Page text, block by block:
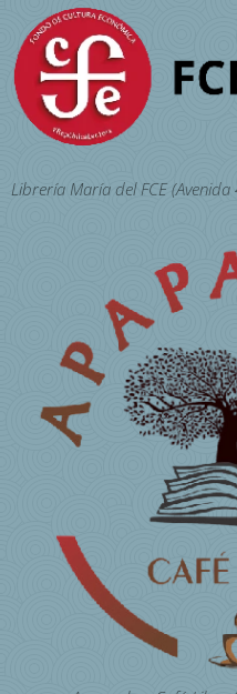
Librería María del FCE